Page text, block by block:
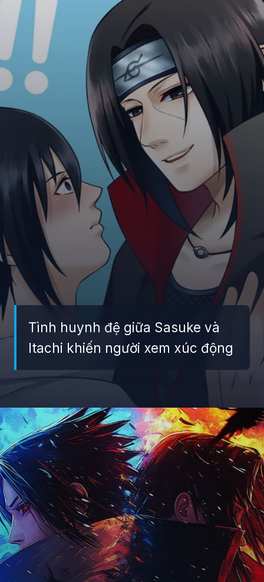
Tình huynh đệ giữa Sasuke và
Itachi khiến người xem xúc động
Đang mởhttps://giaydabonghana.com/anh-sasuke